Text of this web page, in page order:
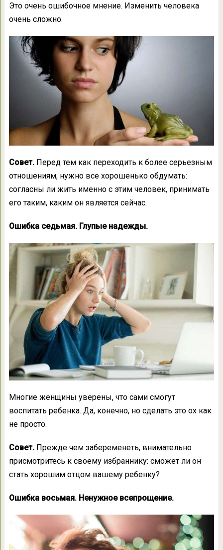
Это очень ошибочное мнение. Изменить человека
очень сложно.
Совет.Перед тем как переходить к более серьезным
отношениям, нужно все хорошенько обдумать:
согласны ли жить именно с этим человек, принимать
его таким, каким он является сейчас.
Ошибка седьмая. Глупые надежды.
Многие женщины уверены, что сами смогут
воспитать ребенка. Да, конечно, но сделать это ох как
не просто.
Совет.Прежде чем забеременеть, внимательно
присмотритесь к своему избраннику: сможет ли он
стать хорошим отцом вашему ребенку?
Ошибка восьмая. Ненужное всепрощение.